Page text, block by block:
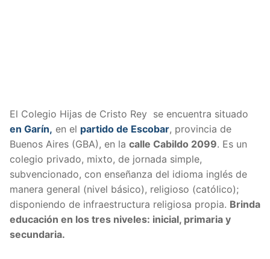
El Colegio Hijas de Cristo Rey se encuentra situado
en Garín, en el partido de Escobar, provincia de
Buenos Aires (GBA), en la calle Cabildo 2099. Es un
colegio privado, mixto, de jornada simple,
subvencionado, con enseñanza del idioma inglés de
manera general (nivel básico), religioso (católico);
disponiendo de infraestructura religiosa propia. Brinda
educación en los tres niveles: inicial, primaria y
secundaria.